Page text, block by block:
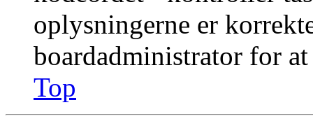
oplysningerne er
boardadministrator for
Top